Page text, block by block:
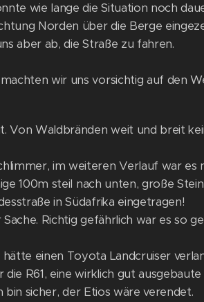
wie lange die Situation noch
Norden über die Berge
aber ab, die Straße zu fahren.
wir uns vorsichtig auf den
Von Waldbränden weit und breit
im weiteren Verlauf war es
100m steil nach unten, große
in Südafrika eingetragen!
Richtig gefährlich war es so
einen Toyota Landcruiser
R61, eine wirklich gut ausgebaute
sicher, der Etios wäre verendet.